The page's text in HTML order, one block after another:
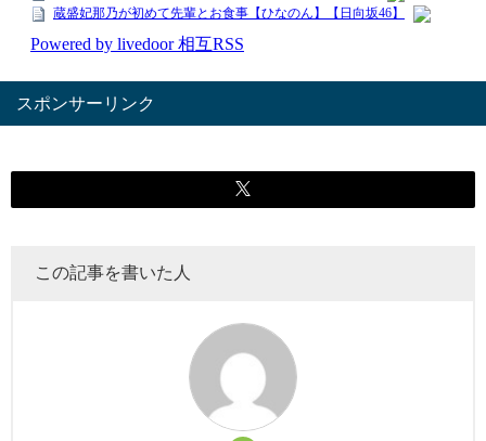
スポンサーリンク
この記事を書いた人